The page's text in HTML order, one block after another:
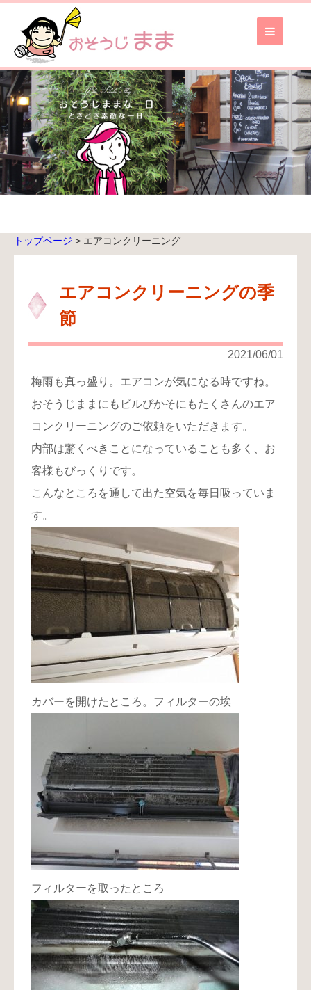
お
そ
う
じ
ま
ま
TOP
ブ
ロ
お
見
お
い
合
わ
トップページ > エアコンクリーニング
エアコンクリーニングの季
節
2021/06/01
梅雨も真っ盛り。エアコンが気になる時ですね。
おそうじままにもビルぴかそにもたくさんのエア
コンクリーニングのご依頼をいただきます。
内部は驚くべきことになっていることも多く、お
客様もびっくりです。
こんなところを通して出た空気を毎日吸っていま
す。
カバーを開けたところ。フィルターの埃
フィルターを取ったところ